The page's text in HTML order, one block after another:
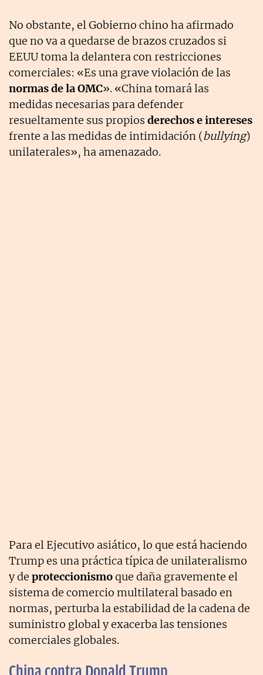
No obstante, el Gobierno chino ha afirmado
que no va a quedarse de brazos cruzados si
EEUU toma la delantera con restricciones
comerciales: «Es una grave violación de las
normas de la OMC». «China tomará las
medidas necesarias para defender
resueltamente sus propios derechos e intereses
frente a las medidas de intimidación (bullying)
unilaterales», ha amenazado.
Para el Ejecutivo asiático, lo que está haciendo
Trump es una práctica típica de unilateralismo
y de proteccionismoque daña gravemente el
sistema de comercio multilateral basado en
normas, perturba la estabilidad de la cadena de
suministro global y exacerba las tensiones
comerciales globales.
China contra Donald Trump